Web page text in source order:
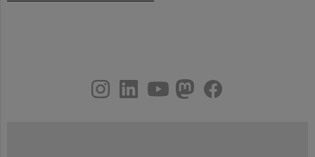
youtubehelmholtz.socialfacebook